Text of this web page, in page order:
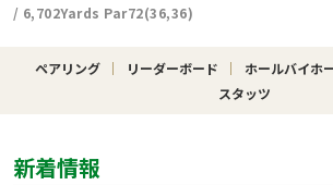
/ 6,702Yards Par72(36,36)
ペアリング リーダーボード ホールバイホ
スタッツ
新着情報